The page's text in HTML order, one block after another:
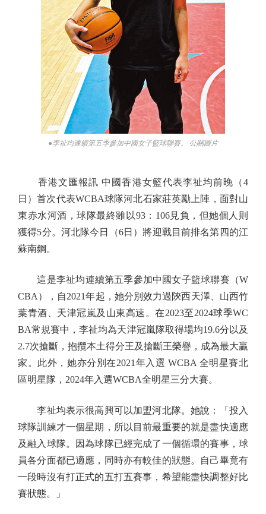
●李祉均連續第五季參加中國女子籃球聯賽。 公關圖片
香港文匯報訊 中國香港女籃代表李祉均前晚（4
日）首次代表WCBA球隊河北石家莊英勵上陣，面對山
東赤水河酒，球隊最終雖以93：106見負，但她個人則
獲得5分。河北隊今日（6日）將迎戰目前排名第四的江
蘇南鋼。
這是李祉均連續第五季參加中國女子籃球聯賽（W
CBA），自2021年起，她分別效力過陝西天澤、山西竹
葉青酒、天津冠嵐及山東高速。在2023至2024球季WC
BA常規賽中，李祉均為天津冠嵐隊取得場均19.6分以及
2.7次搶斷，抱攬本土得分王及搶斷王榮譽，成為最大贏
家。此外，她亦分別在2021年入選 WCBA 全明星賽北
區明星隊，2024年入選WCBA全明星三分大賽。
李祉均表示很高興可以加盟河北隊。她說：「投入
球隊訓練才一個星期，所以目前最重要的就是盡快適應
及融入球隊。因為球隊已經完成了一個循環的賽事，球
員各分面都已適應，同時亦有較佳的狀態。自己畢竟有
一段時沒有打正式的五打五賽事，希望能盡快調整好比
賽狀態。」